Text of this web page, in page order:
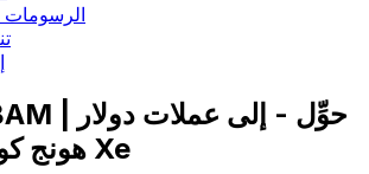
الرسومات
هونج كونج | إكس إي Xe